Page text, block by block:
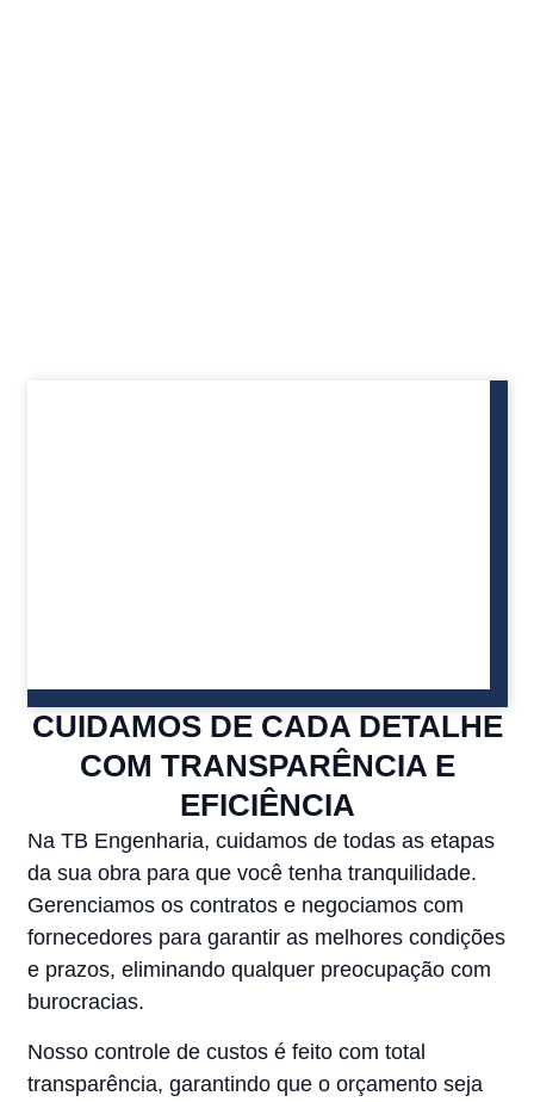
CUIDAMOS DE CADA DETALHE
COM TRANSPARÊNCIA E
EFICIÊNCIA
Na TB Engenharia, cuidamos de todas as etapas
da sua obra para que você tenha tranquilidade.
Gerenciamos os contratos e negociamos com
fornecedores para garantir as melhores condições
e prazos, eliminando qualquer preocupação com
burocracias.
Nosso controle de custos é feito com total
transparência, garantindo que o orçamento seja